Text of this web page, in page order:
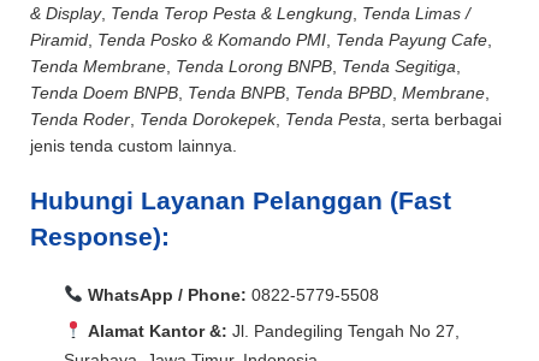
& Display, Tenda Terop Pesta & Lengkung Tenda Limas /
Piramid Tenda Posko & Komando PMI Tenda Payung Cafe
Tenda Membrane Tenda Lorong BNPB Tenda Segitiga
Tenda Doem BNPB Tenda BNPB Tenda BPBD Membrane
Tenda Roder Tenda Dorokepek, Tenda Pesta , serta berbagai
jenis tenda custom lainnya.
Hubungi Layanan Pelanggan (Fast
Response):
WhatsApp / Phone: 0822-5779-5508
Alamat Kantor &: Jl. Pandegiling Tengah No 27,